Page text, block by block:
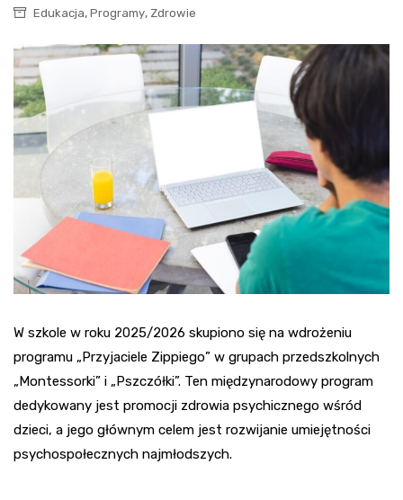
Edukacja, Programy, Zdrowie
W szkole w roku 2025/2026 skupiono się na wdrożeniu
programu „Przyjaciele Zippiego” w grupach przedszkolnych
„Montessorki” i „Pszczółki”. Ten międzynarodowy program
dedykowany jest promocji zdrowia psychicznego wśród
dzieci, a jego głównym celem jest rozwijanie umiejętności
psychospołecznych najmłodszych.